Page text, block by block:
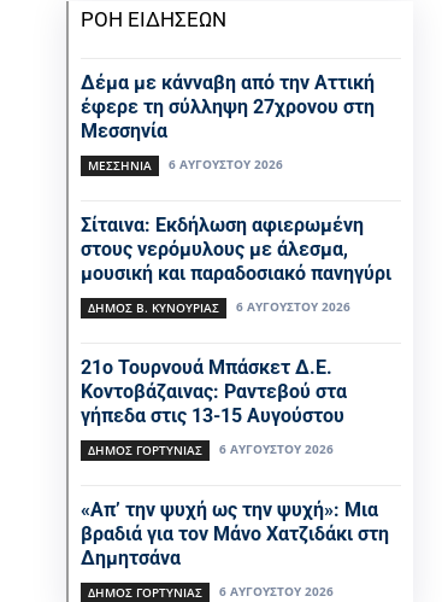
ΡΟΗ ΕΙΔΗΣΕΩΝ
Δέμα με κάνναβη από την Αττική
έφερε τη σύλληψη 27χρονου στη
Μεσσηνία
ΜΕΣΣΗΝΙΑ 6 ΑΥΓΟΎΣΤΟΥ 2026
Σίταινα: Εκδήλωση αφιερωμένη
στους νερόμυλους με άλεσμα,
μουσική και παραδοσιακό πανηγύρι
ΔΉΜΟΣ Β. ΚΥΝΟΥΡΊΑΣ 6 ΑΥΓΟΎΣΤΟΥ 2026
21ο Τουρνουά Μπάσκετ Δ.Ε.
Κοντοβάζαινας: Ραντεβού στα
γήπεδα στις 13-15 Αυγούστου
ΔΉΜΟΣ ΓΟΡΤΥΝΊΑΣ 6 ΑΥΓΟΎΣΤΟΥ 2026
«Απ’ την ψυχή ως την ψυχή»: Μια
βραδιά για τον Μάνο Χατζιδάκι στη
Δημητσάνα
ΔΉΜΟΣ ΓΟΡΤΥΝΊΑΣ 6 ΑΥΓΟΎΣΤΟΥ 2026